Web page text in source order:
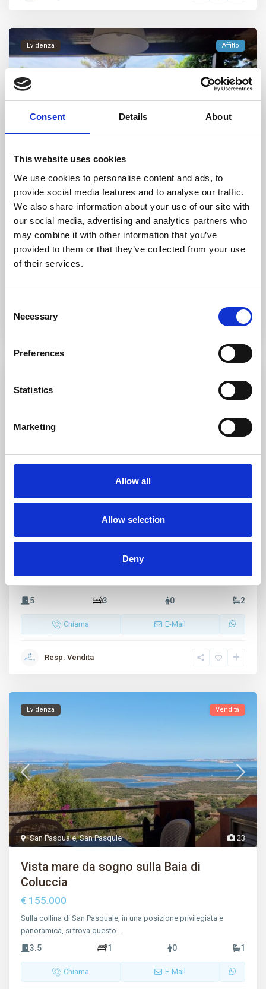
Consent Details About
This website uses cookies
We use cookies to personalise content and ads, to
provide social media features and to analyse our traffic.
We also share information about your use of our site with
our social media, advertising and analytics partners who
may combine it with other information that you’ve
provided to them or that they’ve collected from your use
of their services.
Selection
Necessary
Preferences
Statistics
Marketing
Allow all
Allow selection
Deny
Porto Pollo , Palau
Evidenza Affitto
Porto Pollo, Little green house
CIN IT090054C2000U1056
Questa accogliente villetta offre tutto il necessario per una
vacanza confortevole. Il sog…
3
Chiama E-Mail
Palau Alta – villa a schiera su due li...
soli 600 metri dal centro…
5 3 0 2
Chiama E-Mail
Resp. Vendita
23
San Pasquale,San Pasqule
Evidenza Vendita
Vista mare da sogno sulla Baia di
Coluccia
€ 155.000
Sulla collina di San Pasquale, in una posizione privilegiata e
panoramica, si trova questo …
3.5 1 0 1
Chiama E-Mail